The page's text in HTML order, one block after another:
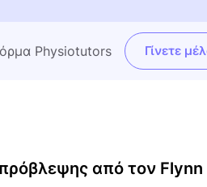
Physiotutors Γίνετε
από τον Flynn